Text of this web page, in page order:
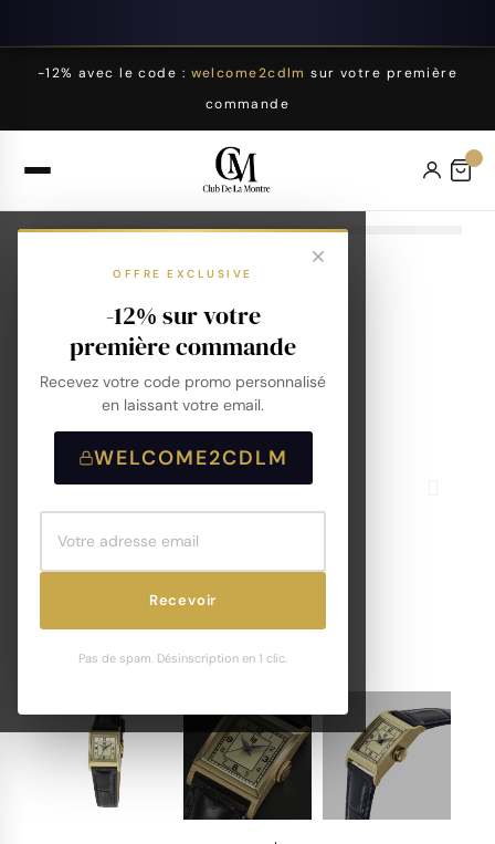
-12% avec le code : welcome2cdlm sur votre première
commande
OFFRE EXCLUSIVE
-12% sur votre
première commande
Recevez votre code promo personnalisé
en laissant votre email.
WELCOME2CDLM
Recevoir
Pas de spam. Désinscription en 1 clic.